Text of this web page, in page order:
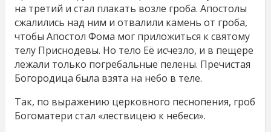
на третий и стал плакать возле гроба. Апостолы
сжалились над ним и отвалили камень от гроба,
чтобы Апостол Фома мог приложиться к святому
телу Приснодевы. Но тело Её исчезло, и в пещере
лежали только погребальные пелены. Пречистая
Богородица была взята на небо в теле.
Так, по выражению церковного песнопения, гроб
Богоматери стал «лествицею к небеси».